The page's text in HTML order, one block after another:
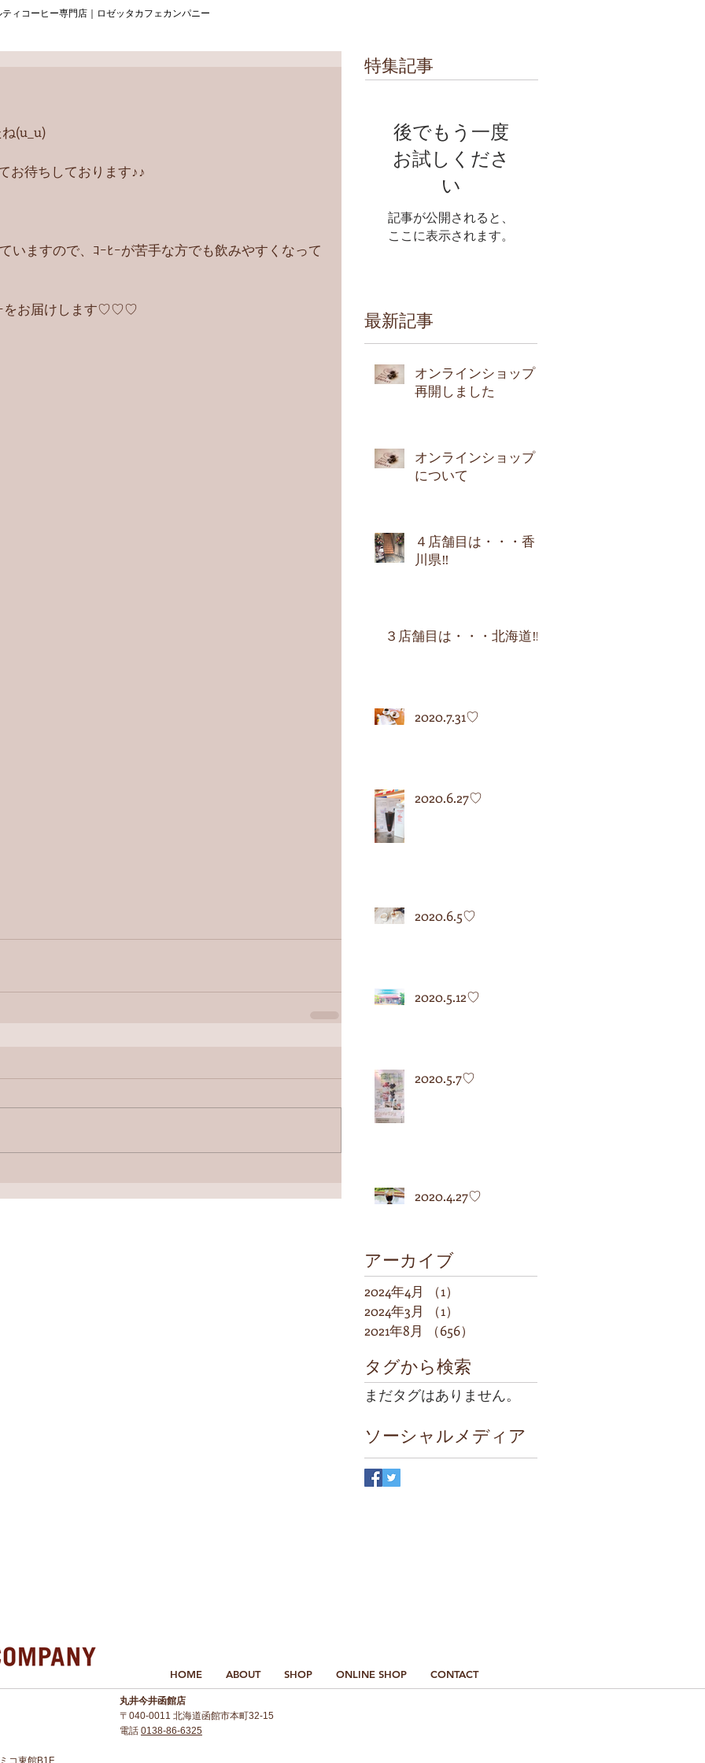
ィコーヒー専門店｜ロゼッタカフェカンパニー
(u_u)
お待ちしております♪♪
いますので、ｺｰﾋｰが苦手な方でも飲みやすくなって
ｰをお届けします♡♡♡
特集記事
後でもう一度
お試しくださ
い
記事が公開されると、
ここに表示されます。
最新記事
オンラインショップ
再開しました
オンラインショップ
について
４店舗目は・・・香
川県‼︎
３店舗目は・・・北海道‼︎
2020.7.31♡
2020.6.27♡
2020.6.5♡
2020.5.12♡
2020.5.7♡
2020.4.27♡
アーカイブ
2024年4月 （1）
2024年3月
（1）
2021年8月
（656）
タグから検索
まだタグはありません。
ソーシャルメディア
HOME ABOUT SHOP ONLINE SHOP CONTACT
コ東館B1F
丸井今井函館店
〒040-0011 北海道函館市本町32-15
電話 0138-86-6325